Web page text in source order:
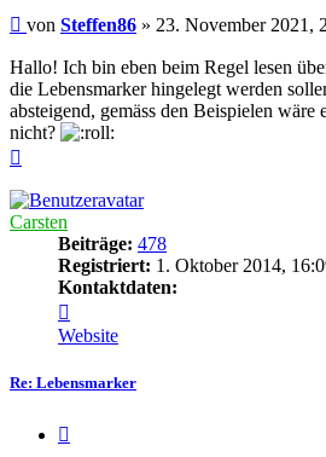
Beitrag
von Steffen86 » 23. November 2021,
Hallo! Ich bin eben beim Regel lesen
die Lebensmarker hingelegt werden
absteigend, gemäss den Beispielen wäre
nicht?
Carsten
Beiträge: 478
Registriert: 1. Oktober 2014,
Kontaktdaten:
von
Carsten
Website
Re: Lebensmarker